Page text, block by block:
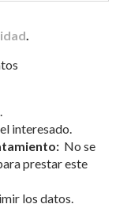
.
interesado.
No se
prestar este
los datos.